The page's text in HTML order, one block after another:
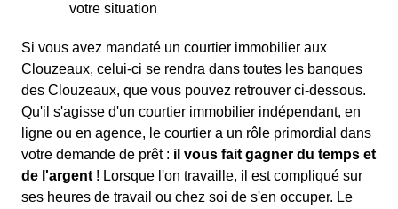
votre situation
Si vous avez mandaté un courtier immobilier aux
Clouzeaux, celui-ci se rendra dans toutes les banques
des Clouzeaux, que vous pouvez retrouver ci-dessous.
Qu'il s'agisse d'un courtier immobilier indépendant, en
ligne ou en agence, le courtier a un rôle primordial dans
votre demande de prêt : il vous fait gagner du temps et
de l'argent ! Lorsque l'on travaille, il est compliqué sur
ses heures de travail ou chez soi de s'en occuper. Le